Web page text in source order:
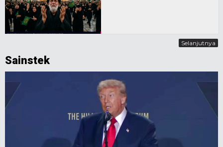
Selanjutnya
Sainstek